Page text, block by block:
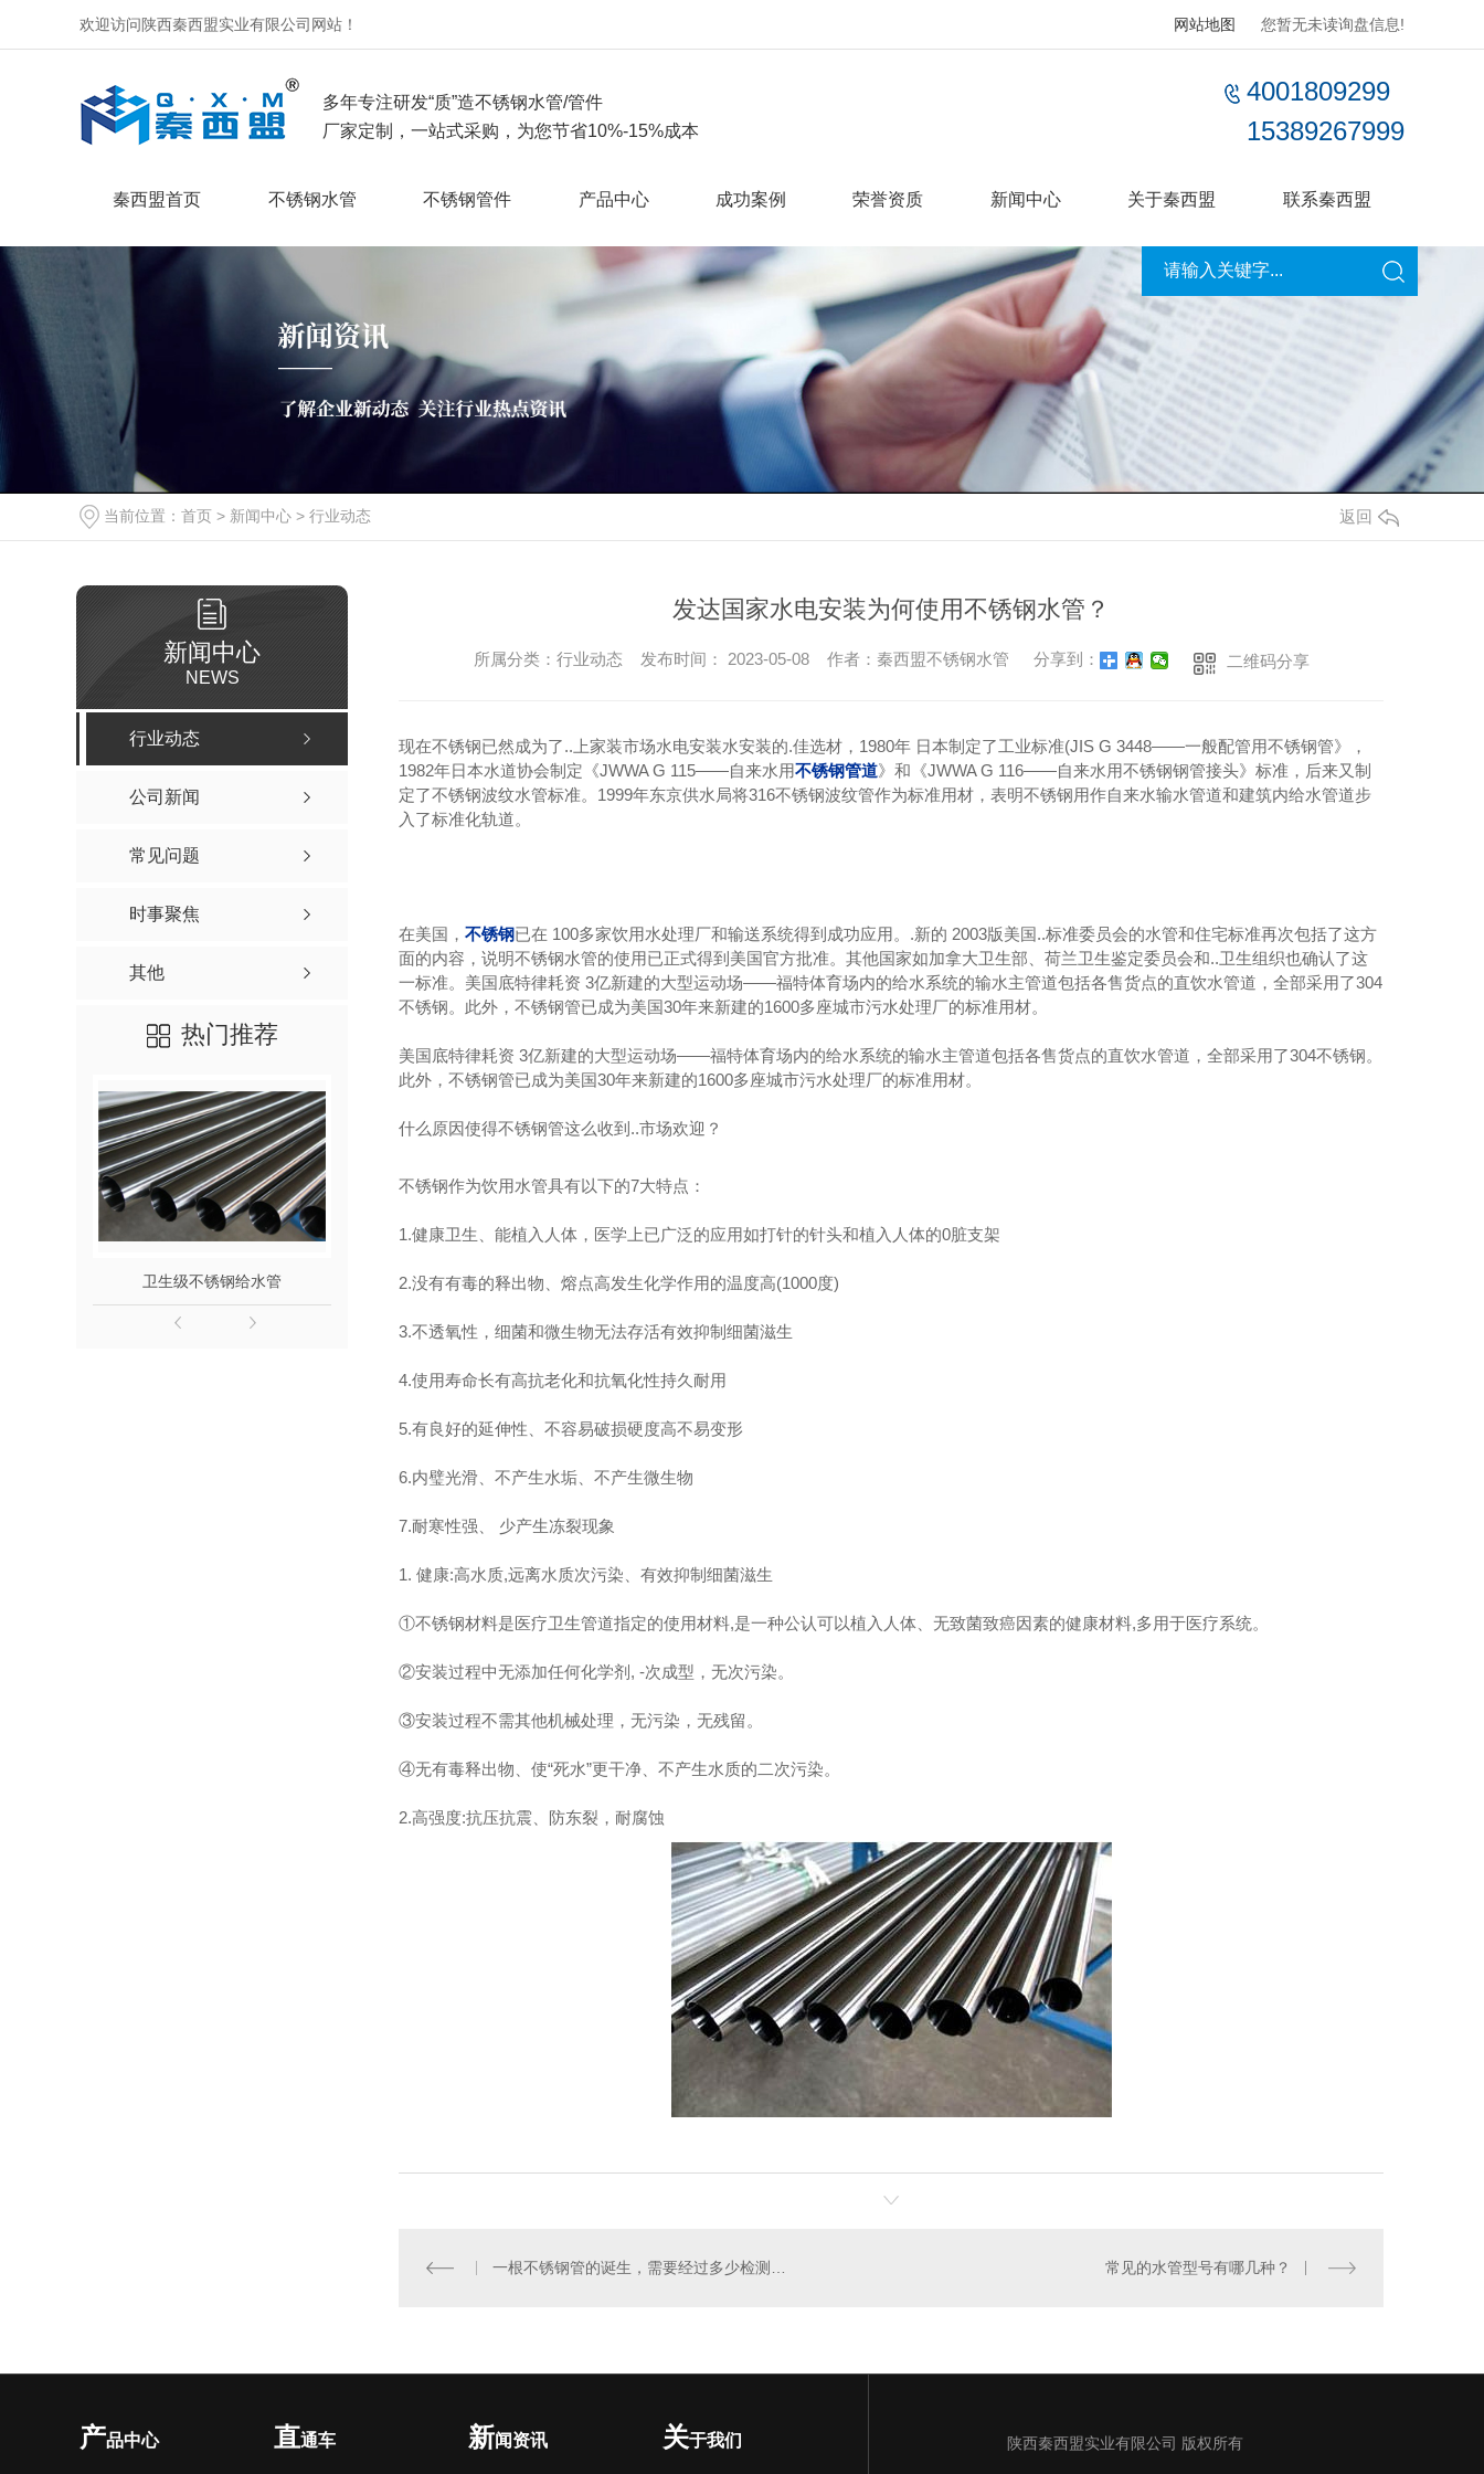
欢迎访问陕西秦西盟实业有限公司网站！ 您暂无未读询盘信息!
网站地图
多年专注研发“质”造不锈钢水管/管件
厂家定制，一站式采购，为您节省10%-15%成本
4001809299
15389267999
秦西盟首页 不锈钢水管 不锈钢管件 产品中心 成功案例 荣誉资质 新闻中心 关于秦西盟 联系秦西盟
当前位置： 首页 > 新闻中心 > 行业动态 返回
新闻中心
NEWS
行业动态
公司新闻
常见问题
时事聚焦
其他
热门推荐
卫生级不锈钢给水管 316L不锈钢给水管 不锈钢水管
发达国家水电安装为何使用不锈钢水管？
所属分类：行业动态 发布时间： 2023-05-08 作者：秦西盟不锈钢水管 分享到： 二维码分享
现在不锈钢已然成为了..上家装市场水电安装水安装的.佳选材，1980年 日本制定了工业标准(JIS G 3448——一般配管用不锈钢管》，
1982年日本水道协会制定《JWWA G 115——自来水用不锈钢管道》和《JWWA G 116——自来水用不锈钢钢管接头》标准，后来又制
定了不锈钢波纹水管标准。1999年东京供水局将316不锈钢波纹管作为标准用材，表明不锈钢用作自来水输水管道和建筑内给水管道步
入了标准化轨道。
在美国，不锈钢已在 100多家饮用水处理厂和输送系统得到成功应用。.新的 2003版美国..标准委员会的水管和住宅标准再次包括了这方
面的内容，说明不锈钢水管的使用已正式得到美国官方批准。其他国家如加拿大卫生部、荷兰卫生鉴定委员会和..卫生组织也确认了这
一标准。美国底特律耗资 3亿新建的大型运动场——福特体育场内的给水系统的输水主管道包括各售货点的直饮水管道，全部采用了304
不锈钢。此外，不锈钢管已成为美国30年来新建的1600多座城市污水处理厂的标准用材。
美国底特律耗资 3亿新建的大型运动场——福特体育场内的给水系统的输水主管道包括各售货点的直饮水管道，全部采用了304不锈钢。
此外，不锈钢管已成为美国30年来新建的1600多座城市污水处理厂的标准用材。
什么原因使得不锈钢管这么收到..市场欢迎？
不锈钢作为饮用水管具有以下的7大特点：
1.健康卫生、能植入人体，医学上已广泛的应用如打针的针头和植入人体的0脏支架
2.没有有毒的释出物、熔点高发生化学作用的温度高(1000度)
3.不透氧性，细菌和微生物无法存活有效抑制细菌滋生
4.使用寿命长有高抗老化和抗氧化性持久耐用
5.有良好的延伸性、不容易破损硬度高不易变形
6.内璧光滑、不产生水垢、不产生微生物
7.耐寒性强、 少产生冻裂现象
1. 健康:高水质,远离水质次污染、有效抑制细菌滋生
①不锈钢材料是医疗卫生管道指定的使用材料,是一种公认可以植入人体、无致菌致癌因素的健康材料,多用于医疗系统。
②安装过程中无添加任何化学剂, -次成型，无次污染。
③安装过程不需其他机械处理，无污染，无残留。
④无有毒释出物、使“死水”更干净、不产生水质的二次污染。
2.高强度:抗压抗震、防东裂，耐腐蚀
一根不锈钢管的诞生，需要经过多少检测流程？ 常见的水管型号有哪几种？
产品中心 直通车 新闻资讯 关于我们 陕西秦西盟实业有限公司 版权所有